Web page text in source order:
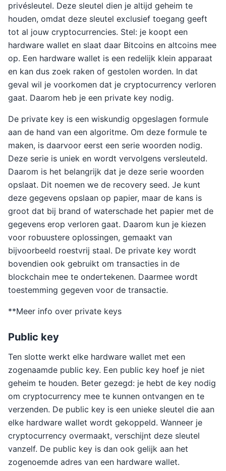
privésleutel. Deze sleutel dien je altijd geheim te
houden, omdat deze sleutel exclusief toegang geeft
tot al jouw cryptocurrencies. Stel: je koopt een
hardware wallet en slaat daar Bitcoins en altcoins mee
op. Een hardware wallet is een redelijk klein apparaat
en kan dus zoek raken of gestolen worden. In dat
geval wil je voorkomen dat je cryptocurrency verloren
gaat. Daarom heb je een private key nodig.
De private key is een wiskundig opgeslagen formule
aan de hand van een algoritme. Om deze formule te
maken, is daarvoor eerst een serie woorden nodig.
Deze serie is uniek en wordt vervolgens versleuteld.
Daarom is het belangrijk dat je deze serie woorden
opslaat. Dit noemen we de recovery seed. Je kunt
deze gegevens opslaan op papier, maar de kans is
groot dat bij brand of waterschade het papier met de
gegevens erop verloren gaat. Daarom kun je kiezen
voor robuustere oplossingen, gemaakt van
bijvoorbeeld roestvrij staal. De private key wordt
bovendien ook gebruikt om transacties in de
blockchain mee te ondertekenen. Daarmee wordt
toestemming gegeven voor de transactie.
**Meer info over private keys
Public key
Ten slotte werkt elke hardware wallet met een
zogenaamde public key. Een public key hoef je niet
geheim te houden. Beter gezegd: je hebt de key nodig
om cryptocurrency mee te kunnen ontvangen en te
verzenden. De public key is een unieke sleutel die aan
elke hardware wallet wordt gekoppeld. Wanneer je
cryptocurrency overmaakt, verschijnt deze sleutel
vanzelf. De public key is dan ook gelijk aan het
zogenoemde adres van een hardware wallet.